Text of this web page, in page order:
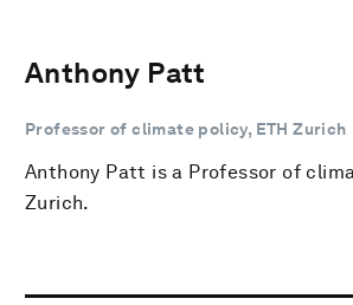
Anthony Patt
Professor of climate policy, ETH Zurich
Anthony Patt is a Professor of
Zurich.